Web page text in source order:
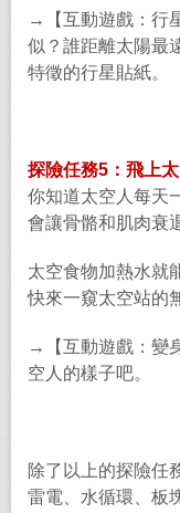
→
【互動遊戲：
似？誰距離太陽最
特徵的行星貼紙。
探險任務5 ：飛上
你知道太空人每天
會讓骨骼和肌肉衰
太空食物加熱水就
快來一窺太空站的
→
【互動遊戲：
空人的樣子吧。
除了以上的探險任
雷電、水循環、板